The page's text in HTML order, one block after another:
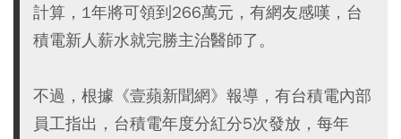
計算，1年將可領到266萬元，有網友感嘆，台
積電新人薪水就完勝主治醫師了。
不過，根據《壹蘋新聞網》報導，有台積電內部
員工指出，台積電年度分紅分5次發放，每年